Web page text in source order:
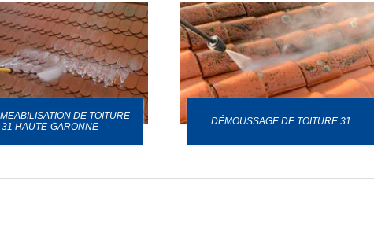
DE TOITURE
31 HAUTE-GARONNE
DÉMOUSSAGE DE TOITURE 31